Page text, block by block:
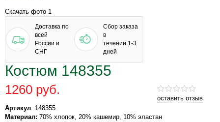
Скачать фото 1
Доставка по
всей
России и
СНГ
Сбор заказа
в
течении 1-3
дней
Костюм 148355
оставить отзыв
1260 руб.
Артикул: 148355
Материал: 70% хлопок, 20% кашемир, 10% эластан